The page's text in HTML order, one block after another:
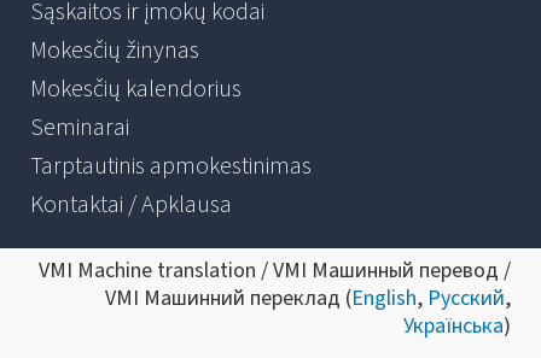
Sąskaitos ir įmokų kodai
Mokesčių žinynas
Mokesčių kalendorius
Seminarai
Tarptautinis apmokestinimas
Kontaktai / Apklausa
VMI Machine translation / VMI Машинный перевод /
VMI Машинний переклад (English, Русский,
Українська)